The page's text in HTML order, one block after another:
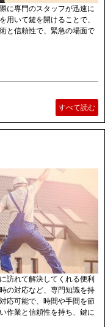
に専門のスタッフが迅速に
用いて鍵を開けることで、
と信頼性で、緊急の場面で
すべて読む
訪れて解決してくれる便利
の対応など、専門知識を持
応可能で、時間や手間を節
作業と信頼性を持ち、鍵に